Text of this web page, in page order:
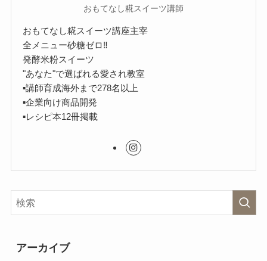
おもてなし糀スイーツ講師
おもてなし糀スイーツ講座主宰
全メニュー砂糖ゼロ‼︎
発酵米粉スイーツ
"あなた"で選ばれる愛され教室
▪︎講師育成海外まで278名以上
▪︎企業向け商品開発
▪︎レシピ本12冊掲載
アーカイブ